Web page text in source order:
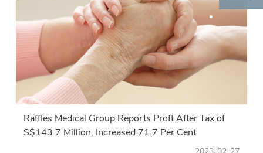
お問い
QRコードをスキャンしてWeChat公式アカ
ウントをフォローし、オンライン予約をして
ください
Raffles Medical Group Reports Proft After Tax of
S$143.7 Million, Increased 71.7 Per Cent